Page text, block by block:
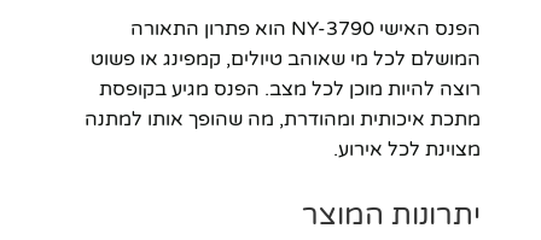
הפנס האישי NY-3790 הוא פתרון התאורה
המושלם לכל מי שאוהב טיולים, קמפינג או פשוט
רוצה להיות מוכן לכל מצב. הפנס מגיע בקופסת
מתכת איכותית ומהודרת, מה שהופך אותו למתנה
מצוינת לכל אירוע.
יתרונות המוצר